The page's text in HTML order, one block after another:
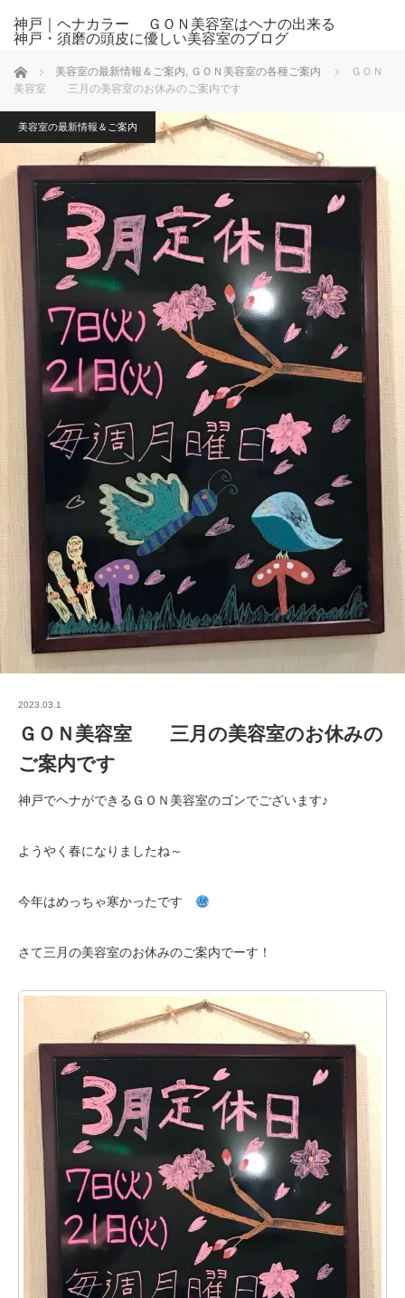
神戸｜ヘナカラー ＧＯＮ美容室はヘナの出来る
神戸・須磨の頭皮に優しい美容室のブログ
ホーム 美容室の最新情報＆ご案内, ＧＯＮ美容室の各種ご案内
ＧＯＮ
美容室 三月の美容室のお休みのご案内です
美容室の最新情報＆ご案内
2023.03.1
ＧＯＮ美容室 三月の美容室のお休みの
ご案内です
神戸でヘナができるＧＯＮ美容室のゴンでございます♪
ようやく春になりましたね～
今年はめっちゃ寒かったです
さて三月の美容室のお休みのご案内でーす！